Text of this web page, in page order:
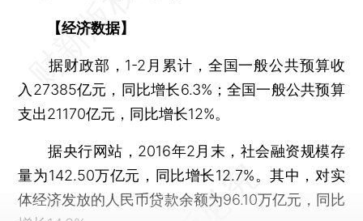
【经济数据】
据财政部，1-2月累计，全国一般公共预算收
入27385亿元，同比增长6.3%；全国一般公共预算
支出21170亿元，同比增长12%。
据央行网站，2016年2月末，社会融资规模存
量为142.50万亿元，同比增长12.7%。其中，对实
体经济发放的人民币贷款余额为96.10万亿元，同比